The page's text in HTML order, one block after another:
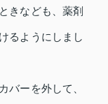
きなども、薬剤
るようにしまし
バーを外して、